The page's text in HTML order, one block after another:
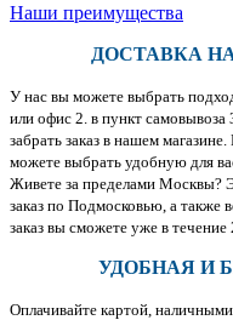
Наши преимущества
ДОСТАВКА
У нас вы можете выбрать
или офис 2. в пункт самовывоза
забрать заказ в нашем
можете выбрать удобную для
Живете за пределами Москвы?
заказ по Подмосковью, а также
заказ вы сможете уже в течение
УДОБНАЯ И
Оплачивайте картой,